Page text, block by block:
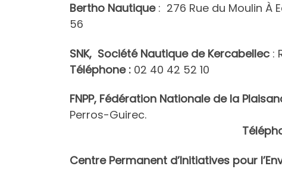
Bertho Nautique: 276 Rue du Moulin À
56
SNK, Société Nautique de Kercabellec :
Téléphone : 02 40 42 52 10
FNPP, Fédération Nationale de la
Perros-Guirec.
Centre Permanent d’Initiatives pour